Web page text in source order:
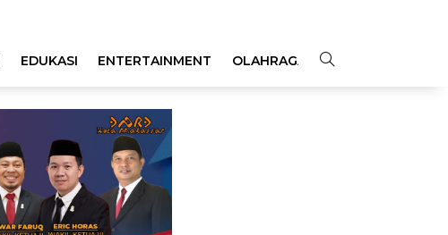
EDUKASI ENTERTAINMENT OLAHRAGA OPINI